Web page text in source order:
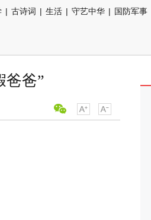
| 古诗词 | 生活 | 守艺中华 | 国防军事
爸爸”